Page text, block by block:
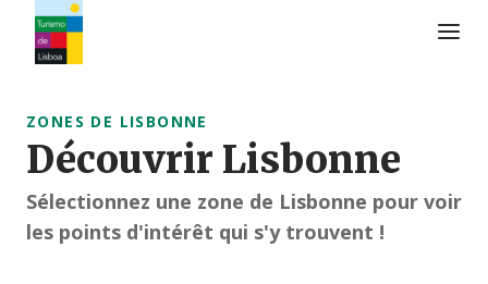
ZONES DE LISBONNE
Découvrir Lisbonne
Sélectionnez une zone de Lisbonne pour voir
les points d'intérêt qui s'y trouvent !